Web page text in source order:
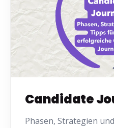
Candidate
Phasen, Strategien